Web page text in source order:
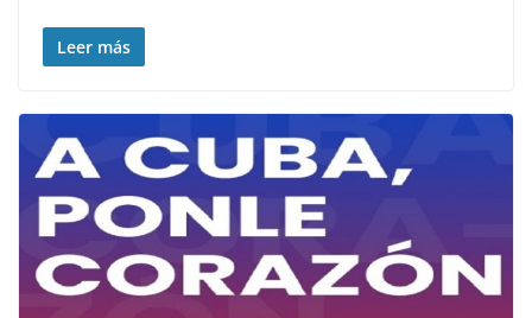
Leer más